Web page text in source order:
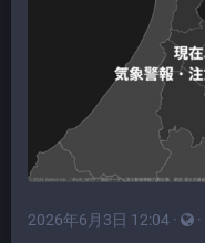
2026年6月3日 12:04 · ·